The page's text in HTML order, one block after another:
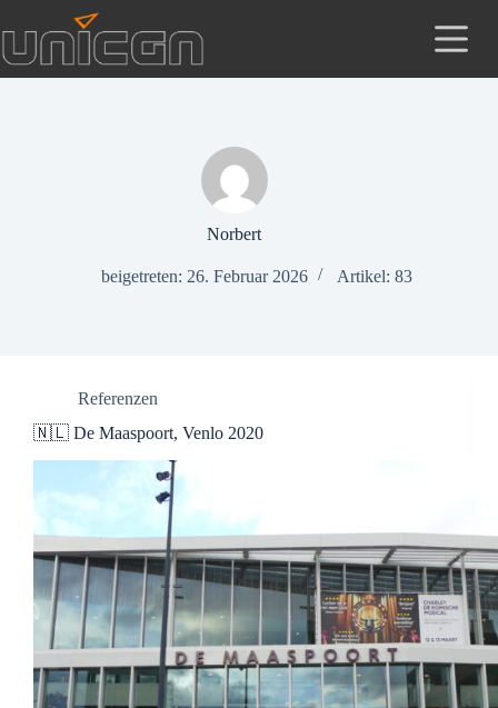
Inhalt
springen
Norbert
beigetreten: 26. Februar 2026 Artikel: 83
Referenzen
🇳🇱 De Maaspoort, Venlo 2020